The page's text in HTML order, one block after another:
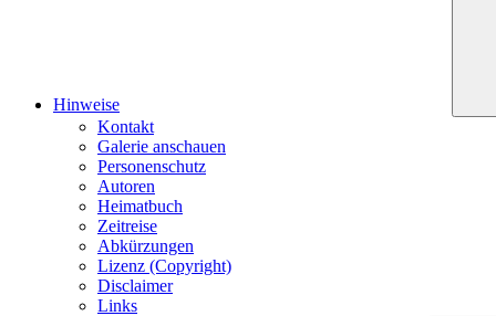
Hinweise
Kontakt
Galerie anschauen
Personenschutz
Autoren
Heimatbuch
Zeitreise
Abkürzungen
Lizenz (Copyright)
Disclaimer
Links